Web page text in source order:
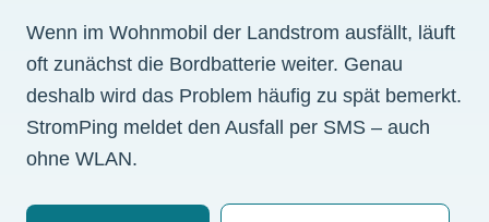
Wenn im Wohnmobil der Landstrom ausfällt, läuft
oft zunächst die Bordbatterie weiter. Genau
deshalb wird das Problem häufig zu spät bemerkt.
StromPing meldet den Ausfall per SMS – auch
ohne WLAN.